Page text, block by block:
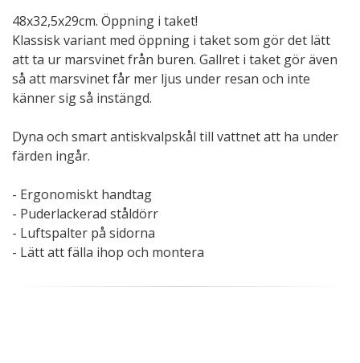
48x32,5x29cm. Öppning i taket!
Klassisk variant med öppning i taket som gör det lätt
att ta ur marsvinet från buren. Gallret i taket gör även
så att marsvinet får mer ljus under resan och inte
känner sig så instängd.
Dyna och smart antiskvalpskål till vattnet att ha under
färden ingår.
- Ergonomiskt handtag
- Puderlackerad ståldörr
- Luftspalter på sidorna
- Lätt att fälla ihop och montera